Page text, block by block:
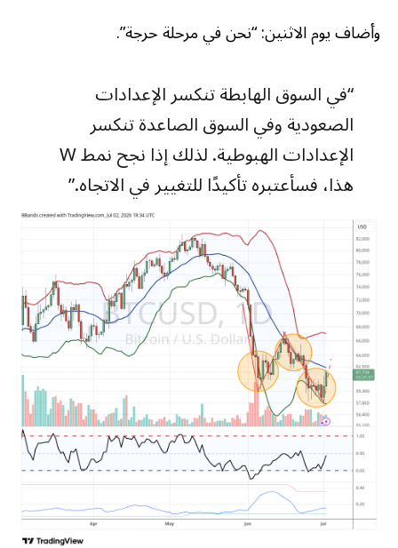
وأضاف يوم الاثنين: “نحن في مرحلة حرجة”.
“في السوق الهابطة تنكسر الإعدادات
الصعودية وفي السوق الصاعدة تنكسر
الإعدادات الهبوطية. لذلك إذا نجح نمط W
هذا، فسأعتبره تأكيدًا للتغيير في الاتجاه.”